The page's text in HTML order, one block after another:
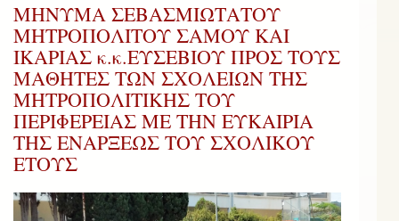
ΜΗΝΥΜΑ ΣΕΒΑΣΜΙΩΤΑΤΟΥ
ΜΗΤΡΟΠΟΛΙΤΟΥ ΣΑΜΟΥ ΚΑΙ
ΙΚΑΡΙΑΣ κ.κ.ΕΥΣΕΒΙΟΥ ΠΡΟΣ ΤΟΥΣ
ΜΑΘΗΤΕΣ ΤΩΝ ΣΧΟΛΕΙΩΝ ΤΗΣ
ΜΗΤΡΟΠΟΛΙΤΙΚΗΣ ΤΟΥ
ΠΕΡΙΦΕΡΕΙΑΣ ΜΕ ΤΗΝ ΕΥΚΑΙΡΙΑ
ΤΗΣ ΕΝΑΡΞΕΩΣ ΤΟΥ ΣΧΟΛΙΚΟΥ
ΕΤΟΥΣ